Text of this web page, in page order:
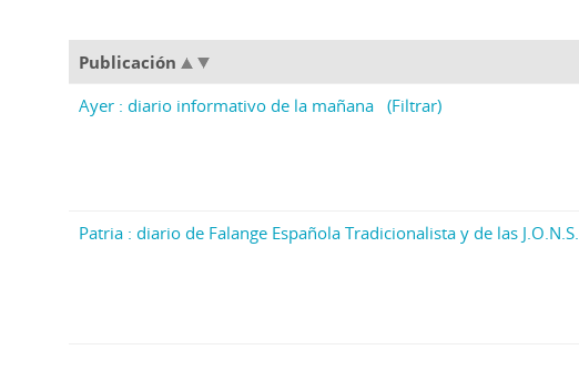
Publicación
Ayer : diario informativo de la mañana (Filtrar)
Patria : diario de Falange Española Tradicionalista y de las J.O.N.S.